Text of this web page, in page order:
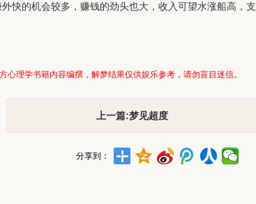
快的机会较多，赚钱的劲头也大，收入可望水涨船高，支
理学书籍内容编撰，解梦结果仅供娱乐参考，请勿盲目迷信。
上一篇:梦见超度
分享到：